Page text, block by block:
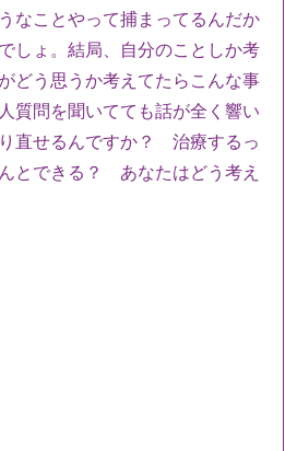
なことやって捕まってるんだか
しょ。結局、自分のことしか考
どう思うか考えてたらこんな事
質問を聞いてても話が全く響い
直せるんですか？ 治療するっ
とできる？ あなたはどう考え